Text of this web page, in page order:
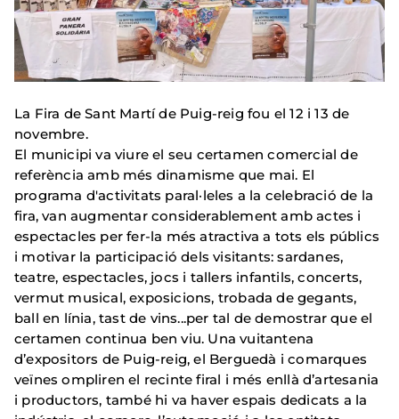
La Fira de Sant Martí de Puig-reig fou el 12 i 13 de
novembre.
El municipi va viure el seu certamen comercial de
referència amb més dinamisme que mai. El
programa d'activitats paral·leles a la celebració de la
fira, van augmentar considerablement amb actes i
espectacles per fer-la més atractiva a tots els públics
i motivar la participació dels visitants: sardanes,
teatre, espectacles, jocs i tallers infantils, concerts,
vermut musical, exposicions, trobada de gegants,
ball en línia, tast de vins...per tal de demostrar que el
certamen continua ben viu. Una vuitantena
d’expositors de Puig-reig, el Berguedà i comarques
veïnes ompliren el recinte firal i més enllà d’artesania
i productors, també hi va haver espais dedicats a la